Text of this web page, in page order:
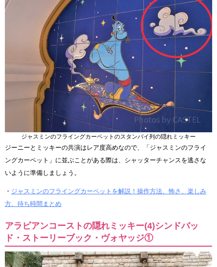
ジャスミンのフライングカーペットのスタンバイ列の隠れミッキー
ジーニーとミッキーの共演はレア度高めなので、「ジャスミンのフライ
ングカーペット」に並ぶことがある際は、シャッターチャンスを逃さな
いように準備しましょう。
・ ジャスミンのフライングカーペットを解説！操作方法、怖さ、楽しみ
方、待ち時間まとめ
アラビアンコーストの隠れミッキー(4)シンドバッ
ド・ストーリーブック・ヴォヤッジ①